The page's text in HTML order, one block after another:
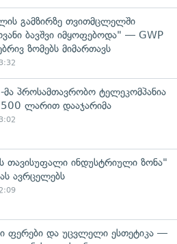
გამზირზე თვითმცლელში
ბავშვი იმყოფებოდა" — GWP
ზომებს მიმართავს
პროსამთავრობო ტელეკომპანია
ლარით დააჯარიმა
თავისუფალი ინდუსტრიული ზონა"
ავრცელებს
ფერები და უცვლელი ესთეტიკა —